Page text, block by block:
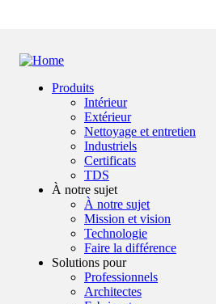
Footer
Produits
Intérieur
Extérieur
Nettoyage et entretien
Industriels
Certificats
TDS
À notre sujet
À notre sujet
Mission et vision
Technologie
Faire la différence
Solutions pour
Professionnels
Architectes